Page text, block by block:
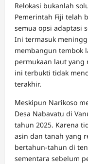
Relokasi bukanlah
Pemerintah Fiji telah
semua opsi adaptasi
Ini termasuk
membangun tembok
permukaan laut yang
ini terbukti tidak
terakhir.
Meskipun Narikoso
Desa Nabavatu di
tahun 2025. Karena
asin dan tanah yang
bertahun-tahun di
sementara sebelum